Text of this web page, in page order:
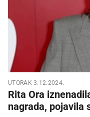
UTORAK 3.12.2024.
Rita Ora
nagrada, pojavila